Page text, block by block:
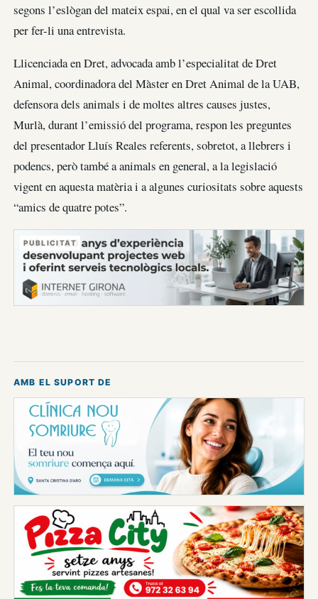
segons l’eslògan del mateix espai, en el qual va ser escollida
per fer-li una entrevista.
Llicenciada en Dret, advocada amb l’especialitat de Dret
Animal, coordinadora del Màster en Dret Animal de la UAB,
defensora dels animals i de moltes altres causes justes,
Murlà, durant l’emissió del programa, respon les preguntes
del presentador Lluís Reales referents, sobretot, a llebrers i
podencs, però també a animals en general, a la legislació
vigent en aquesta matèria i a algunes curiositats sobre aquests
“amics de quatre potes”.
PUBLICITAT
AMB EL SUPORT DE